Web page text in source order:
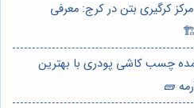
کرگیری بتن در کرج: معرفی
🏗️
چسب کاشی پودری با بهترین
🧱